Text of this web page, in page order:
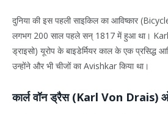
दुनिया की इस पहली साइकिल का आविष्कार
लगभग 200 साल पहले सन् 1817 में हुआ था। Karl
ड्राइसो) यूरोप के बाइडेर्मियर काल के एक प्रसिद्ध
उन्होंने और भी चीजों का Avishkar किया था।
कार्ल वॉन ड्रैस (Karl Von Drais)